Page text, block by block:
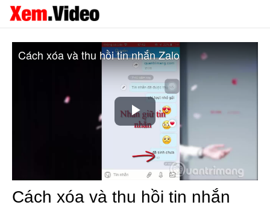
Play
Video
Cách xóa và thu hồi tin nhắn Zalo
Cách xóa và thu hồi tin nhắn